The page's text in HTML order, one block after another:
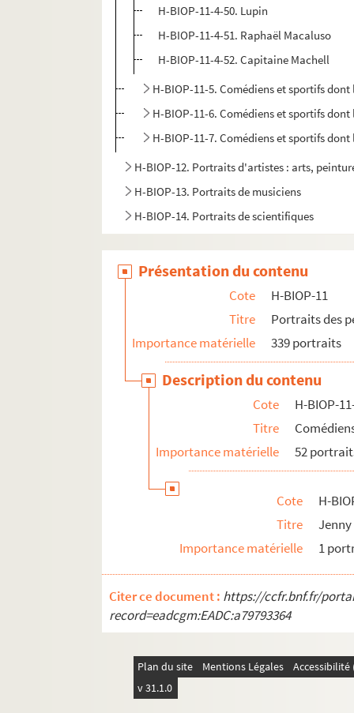
H-BIOP-11-4-50. Lupin
H-BIOP-11-4-51. Raphaël Macaluso
H-BIOP-11-4-52. Capitaine Machell
H-BIOP-11-5. Comédiens et sportifs
H-BIOP-11-6. Comédiens et sportifs
H-BIOP-11-7. Comédiens et sportifs
H-BIOP-12. Portraits d'artistes : arts,
H-BIOP-13. Portraits de musiciens
H-BIOP-14. Portraits de scientifiques
Présentation du contenu
Cote
H-BIOP-11
Titre
Portraits des
Importance matérielle
339 portraits
Description du contenu
Cote
H-BIOP-
Titre
Importance matérielle
52
Cote
H-
Titre
Importance matérielle
1
Citer ce document : https://ccfr.bnf.fr/
record=eadcgm:EADC:a79793364
Plan du site Mentions Légales
v 31.1.0